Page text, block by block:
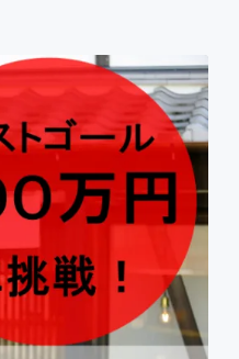
舞台・
発 フード・
アニメ・
ビュー